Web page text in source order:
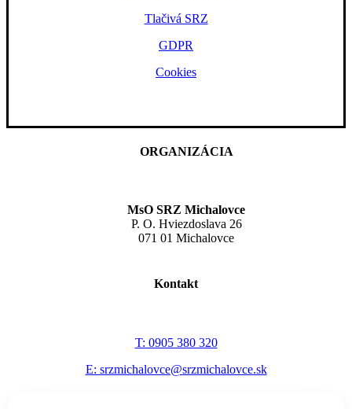
Tlačivá SRZ
GDPR
Cookies
ORGANIZÁCIA
MsO SRZ Michalovce
P. O. Hviezdoslava 26
071 01 Michalovce
Kontakt
T: 0905 380 320
E: srzmichalovce@srzmichalovce.sk